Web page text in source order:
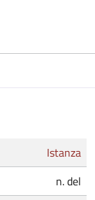
Istanza
n. del